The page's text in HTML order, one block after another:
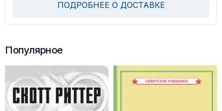
ПОДРОБНЕЕ О ДОСТАВКЕ
Популярное